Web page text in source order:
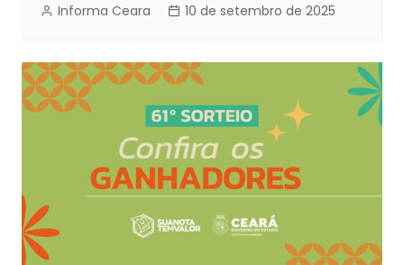
Informa Ceara 10 de setembro de 2025